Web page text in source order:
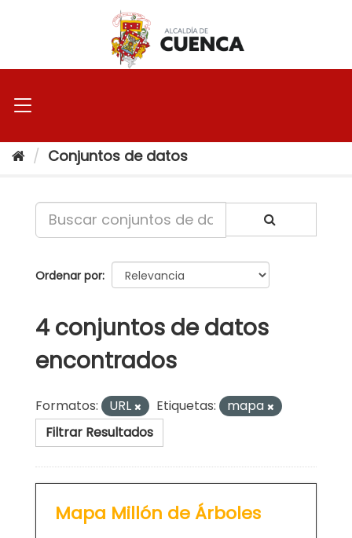
Conjuntos de datos
Ordenar por
4 conjuntos de datos
encontrados
Formatos: URL Etiquetas:
mapa
Filtrar Resultados
Mapa Millón de Árboles